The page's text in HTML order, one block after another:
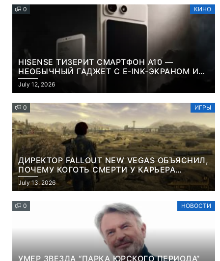
0 КИНО
HISENSE ТИЗЕРИТ СМАРТФОН A10 —
НЕОБЫЧНЫЙ ГАДЖЕТ С E-INK-ЭКРАНОМ И
СЪЕМНОЙ LCD-ПАНЕЛЬЮ ДЛЯ ЦВЕТНОГО
КОНТЕНТА И СОЦСЕТЕЙ
July 12, 2026
0 ИГРЫ
ДИРЕКТОР FALLOUT NEW VEGAS ОБЪЯСНИЛ,
ПОЧЕМУ КОГОТЬ СМЕРТИ У КАРЬЕРА
НАМЕРЕННО СНОСИТ ВАМ ГОЛОВУ
July 13, 2026
0 НОВОСТИ
УМЕР ЗВЕЗДА “ПАРКА ЮРСКОГО ПЕРИОДА”